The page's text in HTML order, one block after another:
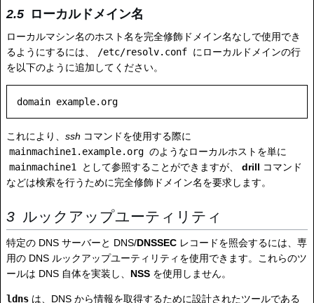
ローカルドメイン名
ローカルマシン名のホスト名を完全修飾ドメイン名なしで使用でき
るようにするには、
/etc/resolv.conf にローカルドメインの行
を以下のように追加してください。
これにより、 ssh コマンドを使用する際に
mainmachine1.example.org のようなローカルホストを単に
mainmachine1
として参照することができますが、drill コマンド
などは検索を行うために完全修飾ドメイン名を要求します。
ルックアップユーティリティ
特定の DNS サーバーと DNS/DNSSEC レコードを照会するには、専
用の DNS ルックアップユーティリティを使用できます。これらのツ
ールは DNS 自体を実装し、 NSS を使用しません。
ldns は、DNS から情報を取得するために設計されたツールである